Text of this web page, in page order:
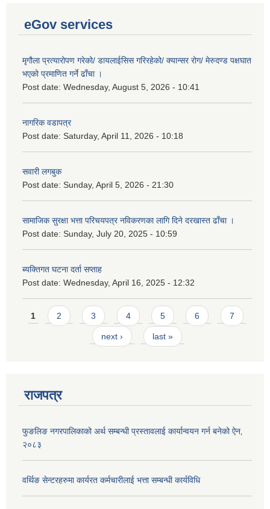
eGov services
मृगौला प्रत्यारोपण गरेको/ डायलाईसिस गरिरहेको/ क्यान्सर रोग/ मेरुदण्ड पक्षघात
भएको प्रमाणित गर्ने ढाँचा ।
Post date: Wednesday, August 5, 2026 - 10:41
नागरिक वडापत्र
Post date: Saturday, April 11, 2026 - 10:18
सवारी लगबुक
Post date: Sunday, April 5, 2026 - 21:30
सामाजिक सुरक्षा भत्ता परिचयपत्र नविकरणका लागि दिने दरखास्त ढाँचा ।
Post date: Sunday, July 20, 2025 - 10:59
ब्यक्तिगत घटना दर्ता सप्ताह
Post date: Wednesday, April 16, 2025 - 12:32
Pages
1 2 3 4 5 6 7
next › last »
राजपत्र
फुङलिङ नगरपालिकाको अर्थ सम्बन्धी प्रस्तावलाई कार्यान्वयन गर्न बनेको ऐन‚
२०८३
वर्थिङ सेन्टरहरुमा कार्यरत कर्मचारीलाई भत्ता सम्बन्धी कार्यविधि